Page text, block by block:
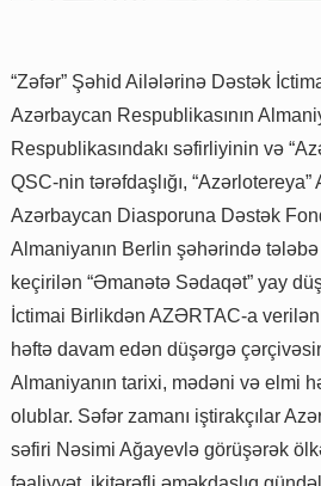
“Zəfər” Şəhid Ailələrinə Dəstək
Azərbaycan Respublikasının
Respublikasındakı səfirliyinin və
QSC-nin tərəfdaşlığı,
Azərbaycan Diasporuna Dəstək
Almaniyanın Berlin şəhərində
keçirilən “Əmanətə Sədaqət” yay
İctimai Birlikdən AZƏRTAC-a
həftə davam edən düşərgə
Almaniyanın tarixi, mədəni və elmi
olublar. Səfər zamanı iştirakçılar
səfiri Nəsimi Ağayevlə görüşərək